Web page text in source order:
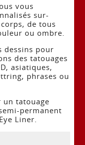
vous
sur-
de tous
ou ombre.
dessins pour
des tatouages
asiatiques,
phrases ou
un tatouage
permanent
Liner.